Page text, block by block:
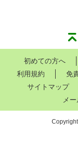
初めての方へ
利用規約
免
サイトマップ
メ
Copyright